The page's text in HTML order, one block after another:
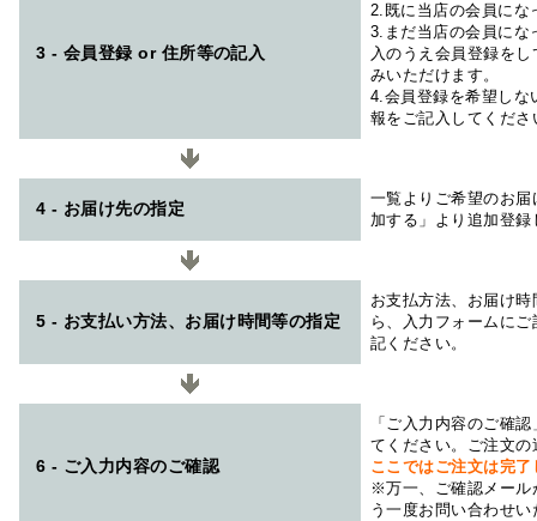
3 - 会員登録 or 住所等の記入
2.既に当店の会員にな
3.まだ当店の会員にな
入のうえ会員登録を
みいただけます。
4.会員登録を希望しな
報をご記入してくださ
4 - お届け先の指定
一覧よりご希望のお
加する」より追加登
5 - お支払い方法、お届け時間等の指定
お支払方法、お届け
ら、入力フォームに
記ください。
6 - ご入力内容のご確認
「ご入力内容のご確
てください。ご注文
ここではご注文は完
※万一、ご確認メール
う一度お問い合わせ